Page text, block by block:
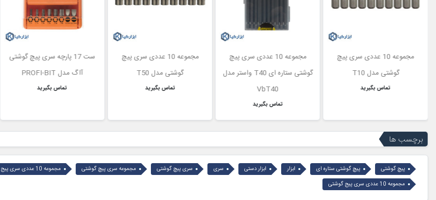
مجموعه 10 عددی سری پیچ
گوشتی مدل T10
تماس بگیرید
مجموعه 10 عددی سری پیچ
گوشتی ستاره ای T40 واستر مدل
VbT40
تماس بگیرید
مجموعه 10 عددی سری پیچ
گوشتی مدل T50
تماس بگیرید
ست 17 پارچه سری پیچ گوشتی
آاگ مدل PROFI-BIT
تماس بگیرید
برچسب ها
پیچ گوشتی پیچ گوشتی ستاره ای ابزار ابزار دستی سری سری پیچ گوشتی مجموعه سری پیچ گوشتی مجموعه 10 عددی سری پیج گوشتی ستا
مجموعه 10 عددی سری پیج گوشتی